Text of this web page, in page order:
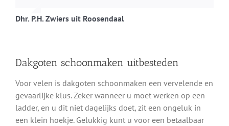
Dhr. P.H. Zwiers uit Roosendaal
Dakgoten schoonmaken uitbesteden
Voor velen is dakgoten schoonmaken een vervelende en
gevaarlijke klus. Zeker wanneer u moet werken op een
ladder, en u dit niet dagelijks doet, zit een ongeluk in
een klein hoekje. Gelukkig kunt u voor een betaalbaar